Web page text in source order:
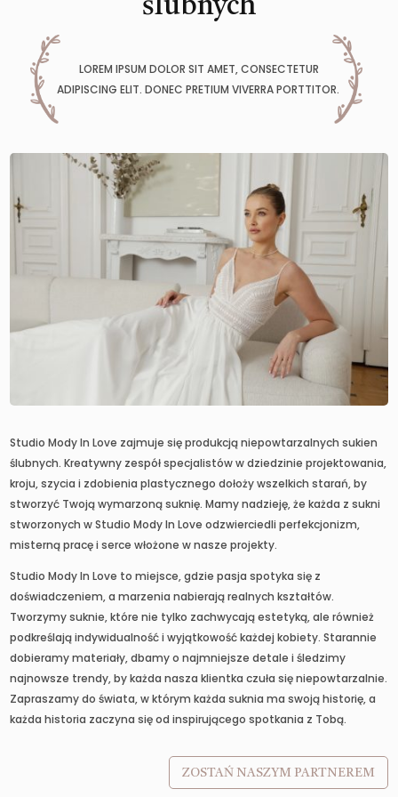
ślubnych
LOREM IPSUM DOLOR SIT AMET, CONSECTETUR
ADIPISCING ELIT. DONEC PRETIUM VIVERRA PORTTITOR.
Studio Mody In Love zajmuje się produkcją niepowtarzalnych sukien
ślubnych. Kreatywny zespół specjalistów w dziedzinie projektowania,
kroju, szycia i zdobienia plastycznego dołoży wszelkich starań, by
stworzyć Twoją wymarzoną suknię. Mamy nadzieję, że każda z sukni
stworzonych w Studio Mody In Love odzwierciedli perfekcjonizm,
misterną pracę i serce włożone w nasze projekty.
Studio Mody In Love to miejsce, gdzie pasja spotyka się z
doświadczeniem, a marzenia nabierają realnych kształtów.
Tworzymy suknie, które nie tylko zachwycają estetyką, ale również
podkreślają indywidualność i wyjątkowość każdej kobiety. Starannie
dobieramy materiały, dbamy o najmniejsze detale i śledzimy
najnowsze trendy, by każda nasza klientka czuła się niepowtarzalnie.
Zapraszamy do świata, w którym każda suknia ma swoją historię, a
każda historia zaczyna się od inspirującego spotkania z Tobą.
ZOSTAŃ NASZYM PARTNEREM